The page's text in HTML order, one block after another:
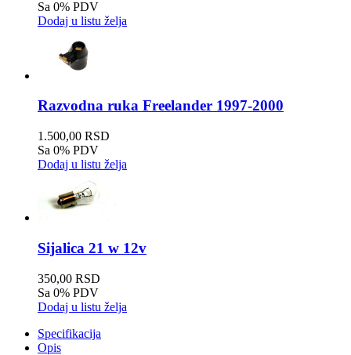
Sa 0% PDV
Dodaj u listu želja
Razvodna ruka Freelander 1997-2000
1.500,00 RSD
Sa 0% PDV
Dodaj u listu želja
Sijalica 21 w 12v
350,00 RSD
Sa 0% PDV
Dodaj u listu želja
Specifikacija
Opis